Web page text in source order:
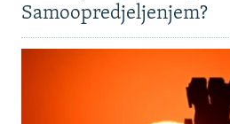
Samoopredjeljenjem?